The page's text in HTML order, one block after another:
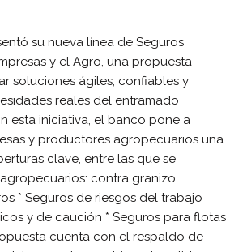
su nueva línea de Seguros
y el Agro, una propuesta
soluciones ágiles, confiables y
reales del entramado
esta iniciativa, el banco pone a
y productores agropecuarios una
clave, entre las que se
contra granizo,
* Seguros de riesgos del trabajo
y de caución * Seguros para flotas
cuenta con el respaldo de